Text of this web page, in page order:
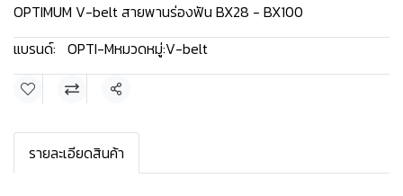
OPTIMUM V-belt สายพานร่องฟัน BX28 - BX100
แบรนด์: OPTI-Mหมวดหมู่:V-belt
แชร์
รายละเอียดสินค้า